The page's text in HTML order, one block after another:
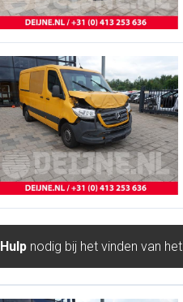
Hulp nodig bij het vinden van het